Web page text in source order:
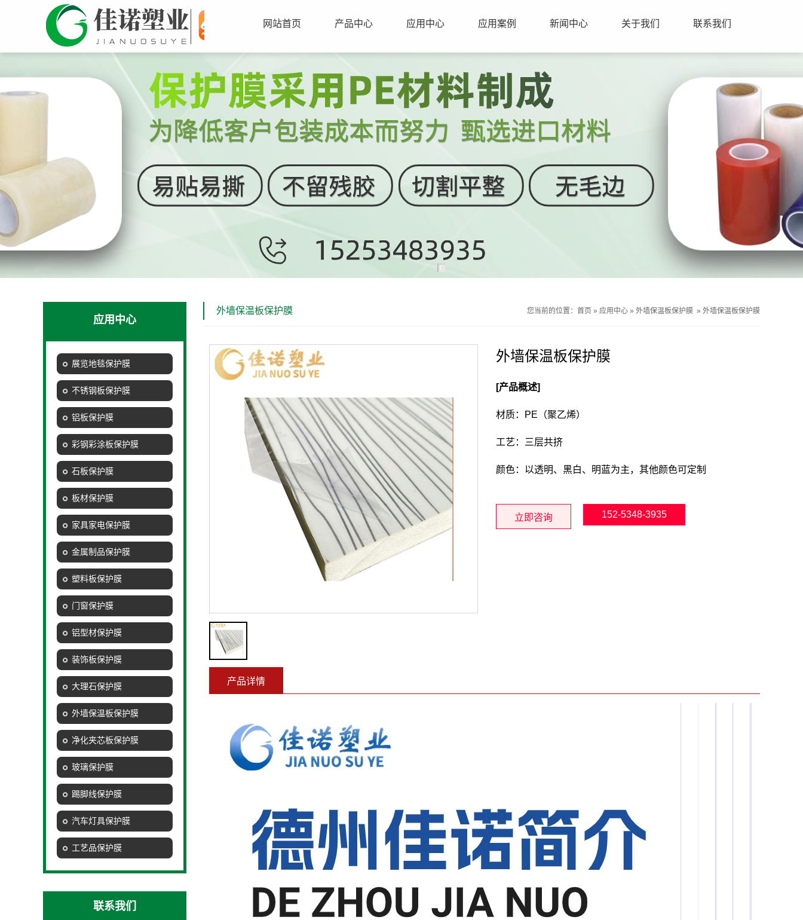
网站首页 产品中心 应用中心 应用案例 新闻中心 关于我们 联系我们
应用中心
展览地毯保护膜
不锈钢板保护膜
铝板保护膜
彩钢彩涂板保护膜
石板保护膜
板材保护膜
家具家电保护膜
金属制品保护膜
塑料板保护膜
门窗保护膜
铝型材保护膜
装饰板保护膜
大理石保护膜
外墙保温板保护膜
净化夹芯板保护膜
玻璃保护膜
踢脚线保护膜
汽车灯具保护膜
工艺品保护膜
联系我们
外墙保温板保护膜 您当前的位置： 首页 » 应用中心 » 外墙保温板保护膜 » 外墙保温板保护膜
外墙保温板保护膜
[产品概述]
材质：PE（聚乙烯）
工艺：三层共挤
颜色：以透明、黑白、明蓝为主，其他颜色可定制
立即咨询 152-5348-3935
产品详情